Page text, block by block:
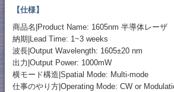
【仕様】
商品名|Product Name: 1605nm 半導体レーザ
納期|Lead Time: 1~3 weeks
波長|Output Wavelength: 1605±20 nm
出力|Output Power: 1000mW
横モード構造|Spatial Mode: Multi-mode
仕事のやり方|Operating Mode: CW or